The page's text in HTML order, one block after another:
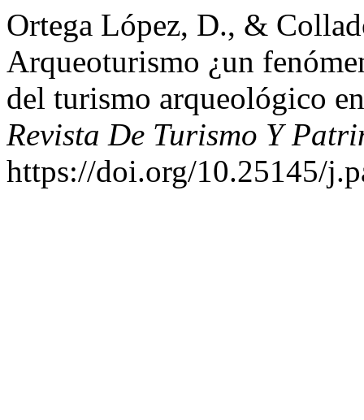
Ortega López, D., &
Arqueoturismo ¿un
del turismo arqueológico
Revista De Turismo Y
https://doi.org/10.25145/